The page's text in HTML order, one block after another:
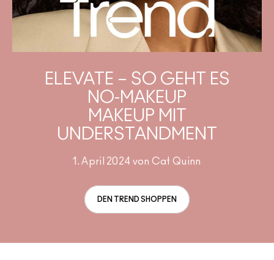
Verstehe deinen M·A·C Foundation-Shade
ALLE GESICHTSPRODUKTE SHOPPEN
ALLE AUGENPRODUKTE SHOPPEN
ALLE PINSEL KAUFEN
ELEVATE – SO GEHT ES
NO-MAKEUP
MAKEUP MIT
UNDERSTANDMENT
1. April 2024 von Cat Quinn
DEN TREND SHOPPEN